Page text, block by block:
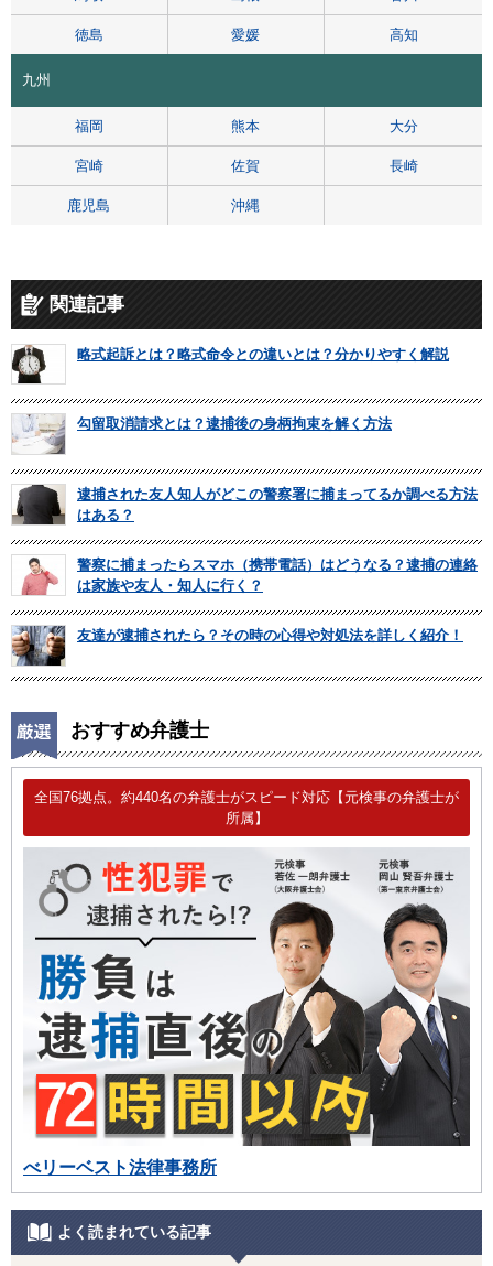
徳島 愛媛 高知
九州
福岡 熊本 大分
宮崎 佐賀 長崎
鹿児島 沖縄
関連記事
略式起訴とは？略式命令との違いとは？分かりやすく解説
勾留取消請求とは？逮捕後の身柄拘束を解く方法
逮捕された友人知人がどこの警察署に捕まってるか調べる方法
はある？
警察に捕まったらスマホ（携帯電話）はどうなる？逮捕の連絡
は家族や友人・知人に行く？
友達が逮捕されたら？その時の心得や対処法を詳しく紹介！
おすすめ弁護士
全国76拠点。約440名の弁護士がスピード対応【元検事の弁護士が
所属】
べリーベスト法律事務所
よく読まれている記事